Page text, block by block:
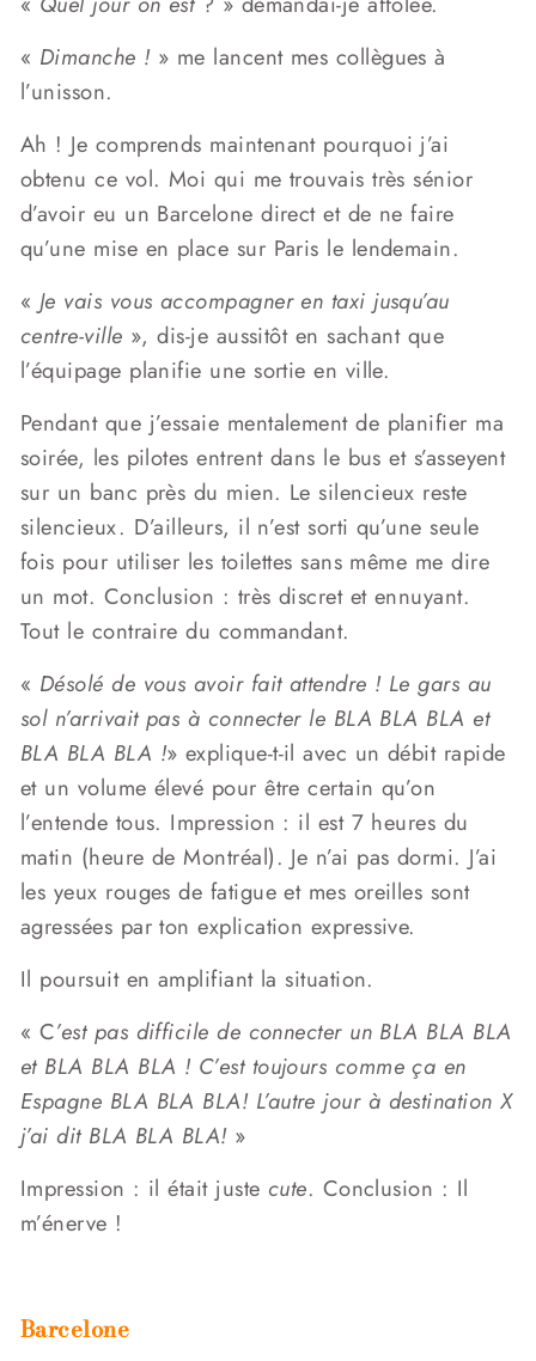
« Dimanche ! » me lancent mes collègues à
l’unisson.
Ah ! Je comprends maintenant pourquoi j’ai
obtenu ce vol. Moi qui me trouvais très sénior
d’avoir eu un Barcelone direct et de ne faire
qu’une mise en place sur Paris le lendemain.
« Je vais vous accompagner en taxi jusqu’au
centre-ville », dis-je aussitôt en sachant que
l’équipage planifie une sortie en ville.
Pendant que j’essaie mentalement de planifier ma
soirée, les pilotes entrent dans le bus et s’asseyent
sur un banc près du mien. Le silencieux reste
silencieux. D’ailleurs, il n’est sorti qu’une seule
fois pour utiliser les toilettes sans même me dire
un mot. Conclusion : très discret et ennuyant.
Tout le contraire du commandant.
« Désolé de vous avoir fait attendre ! Le gars au
sol n’arrivait pas à connecter le BLA BLA BLA et
BLA BLA BLA !» explique-t-il avec un débit rapide
et un volume élevé pour être certain qu’on
l’entende tous. Impression : il est 7 heures du
matin (heure de Montréal). Je n’ai pas dormi. J’ai
les yeux rouges de fatigue et mes oreilles sont
agressées par ton explication expressive.
Il poursuit en amplifiant la situation.
« C’est pas difficile de connecter un BLA BLA BLA
et BLA BLA BLA ! C’est toujours comme ça en
Espagne BLA BLA BLA! L’autre jour à destination X
j’ai dit BLA BLA BLA!»
Impression : il était juste cute. Conclusion : Il
m’énerve !
Barcelone